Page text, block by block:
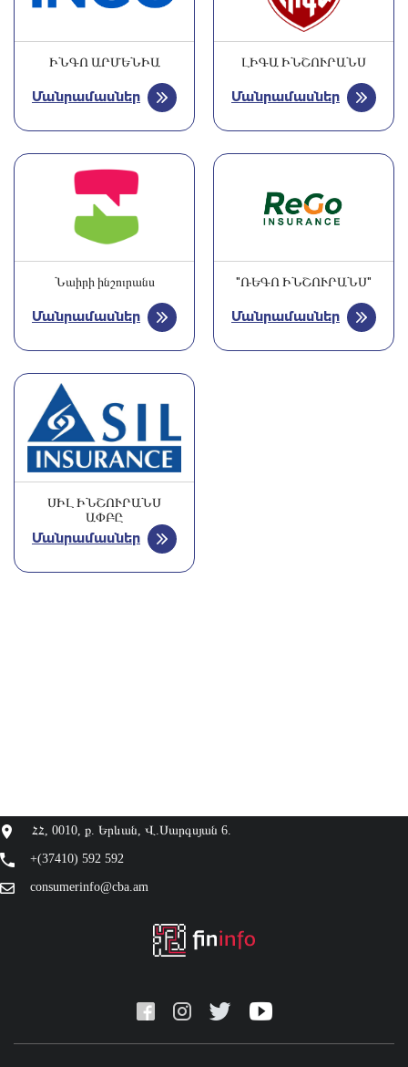
ԻՆԳՈ ԱՐՄԵՆԻԱ
Մանրամասներ
ԼԻԳԱ ԻՆՇՈՒՐԱՆՍ
Մանրամասներ
Նաիրի ինշուրանս
Մանրամասներ
"ՌԵԳՈ ԻՆՇՈՒՐԱՆՍ"
Մանրամասներ
ՍԻԼ ԻՆՇՈՒՐԱՆՍ
ԱՓԲԸ
Մանրամասներ
ՀՀ, 0010, ք. Երևան, Վ.Սարգսյան 6.
+(37410) 592 592
consumerinfo@cba.am